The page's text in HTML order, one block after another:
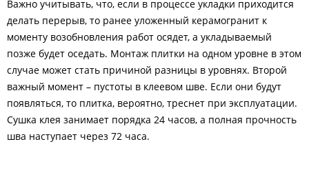
Важно учитывать, что, если в процессе укладки приходится
делать перерыв, то ранее уложенный керамогранит к
моменту возобновления работ осядет, а укладываемый
позже будет оседать. Монтаж плитки на одном уровне в этом
случае может стать причиной разницы в уровнях. Второй
важный момент – пустоты в клеевом шве. Если они будут
появляться, то плитка, вероятно, треснет при эксплуатации.
Сушка клея занимает порядка 24 часов, а полная прочность
шва наступает через 72 часа.